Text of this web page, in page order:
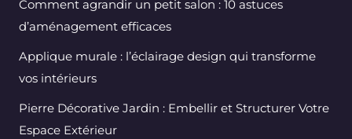
Comment agrandir un petit salon : 10 astuces
d’aménagement efficaces
Applique murale : l’éclairage design qui transforme
vos intérieurs
Pierre Décorative Jardin : Embellir et Structurer Votre
Espace Extérieur